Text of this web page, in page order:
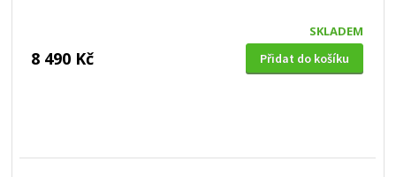
SKLADEM
8 490 Kč Přidat do košíku